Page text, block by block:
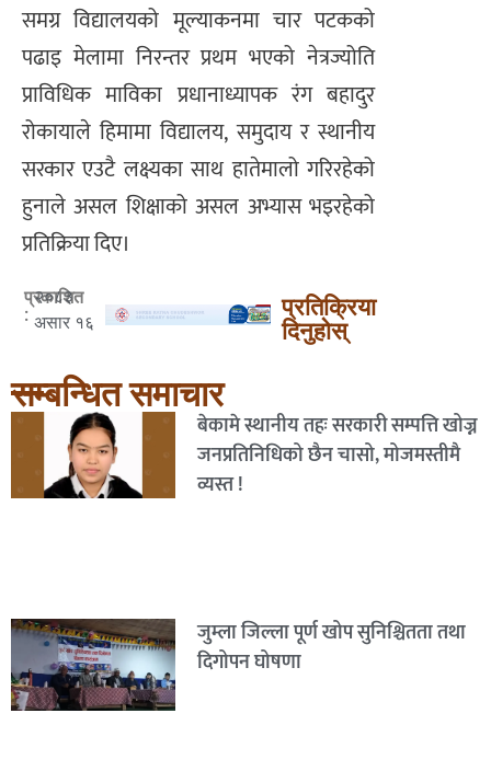
समग्र विद्यालयको मूल्याकनमा चार पटकको
पढाइ मेलामा निरन्तर प्रथम भएको नेत्रज्योति
प्राविधिक माविका प्रधानाध्यापक रंग बहादुर
रोकायाले हिमामा विद्यालय, समुदाय र स्थानीय
सरकार एउटै लक्ष्यका साथ हातेमालो गरिरहेको
हुनाले असल शिक्षाको असल अभ्यास भइरहेको
प्रतिक्रिया दिए।
प्रकाशित
:
२०८३
असार १६
प्रतिक्रिया
दिनुहोस्
सम्बन्धित समाचार
बेकामे स्थानीय तहः सरकारी सम्पत्ति खोज्न
जनप्रतिनिधिको छैन चासो, मोजमस्तीमै
व्यस्त !
जुम्ला जिल्ला पूर्ण खोप सुनिश्चितता तथा
दिगोपन घोषणा